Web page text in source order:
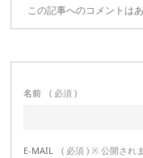
この記事へのコメントはあ
名前 ( 必須 )
E-MAIL ( 必須 ) ※ 公開され